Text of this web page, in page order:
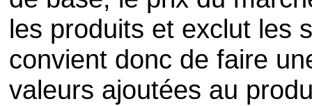
les produits et exclut les
convient donc de faire
valeurs ajoutées au